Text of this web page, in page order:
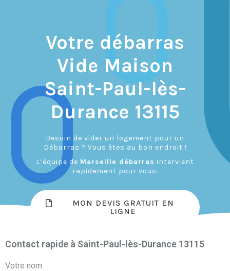
Votre débarras
Vide Maison
Saint-Paul-lès-
Durance 13115
Besoin de vider un logement pour un
Débarras ? Vous êtes au bon endroit !
L’équipe de Marseille débarras intervient
rapidement pour vous.
MON DEVIS GRATUIT EN
LIGNE
Contact rapide à Saint-Paul-lès-Durance 13115
Votre nom